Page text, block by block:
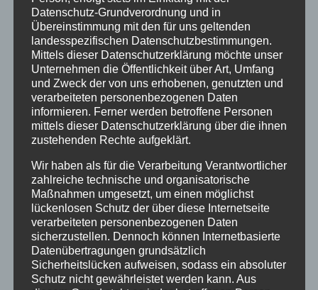
Flüsterfunk Hannover
—
Silas Degen
Film – Hörspiel – Journalismus
Mail:
silas@jungepresse-online.de
Beitragsnavigation
ZURÜCK
Veranstaltung zum
„Haus Schöneberg“
am 10.9.21 um 18 Uhr
WEITER
Pressemitteilung zum
Borkum-Kongress
Datenschutz-Grundverordnung und in
Übereinstimmung mit den für uns geltenden
landesspezifischen Datenschutzbestimmungen.
Mittels dieser Datenschutzerklärung möchte unser
Unternehmen die Öffentlichkeit über Art, Umfang
und Zweck der von uns erhobenen, genutzten und
verarbeiteten personenbezogenen Daten
informieren. Ferner werden betroffene Personen
mittels dieser Datenschutzerklärung über die ihnen
zustehenden Rechte aufgeklärt.
Wir haben als für die Verarbeitung Verantwortlicher
zahlreiche technische und organisatorische
Maßnahmen umgesetzt, um einen möglichst
lückenlosen Schutz der über diese Internetseite
verarbeiteten personenbezogenen Daten
sicherzustellen. Dennoch können Internetbasierte
Datenübertragungen grundsätzlich
Sicherheitslücken aufweisen, sodass ein absoluter
Schutz nicht gewährleistet werden kann. Aus